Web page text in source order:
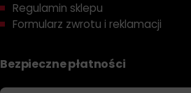
Regulamin sklepu
Formularz zwrotu i reklamacji
Bezpieczne płatności